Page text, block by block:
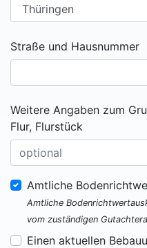
Straße und Hausnummer
Weitere Angaben zum
Flur, Flurstück
Amtliche
Amtliche
vom zuständigen
Einen aktuellen